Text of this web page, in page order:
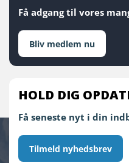
Få adgang til vores
Bliv medlem nu
HOLD DIG
Få seneste nyt i din
Tilmeld nyhedsbrev